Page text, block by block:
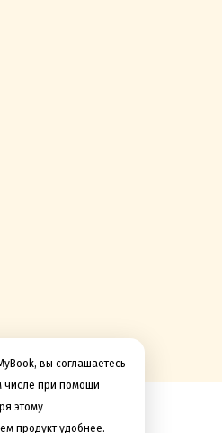
вы соглашаетесь
числе при помощи
этому
продукт удобнее.